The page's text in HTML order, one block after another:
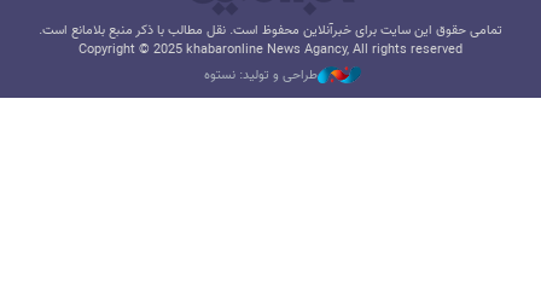
تمامی حقوق این سایت برای خبرآنلاین محفوظ است. نقل مطالب با ذکر منبع بلامانع است.
Copyright © 2025 khabaronline News Agancy, All rights reserved
طراحی و تولید: نستوه